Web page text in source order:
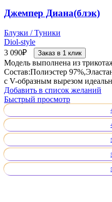
Джемпер Диана(блэк)
Блузки / Туники
Diol-style
3 090₽ Заказ в 1 клик
Модель выполнена из
Состав:Полиэстер
с V-образным вырезом
Добавить в список желаний
Быстрый просмотр